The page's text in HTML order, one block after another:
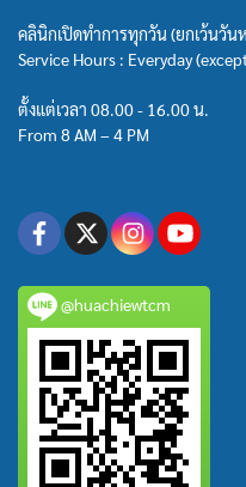
คลินิกเปิดทำการทุกวัน (ยกเว้นวั
Service Hours : Everyday
ตั้งแต่เวลา 08.00 - 16.00 น.
From 8 AM – 4 PM
@huachiewtcm